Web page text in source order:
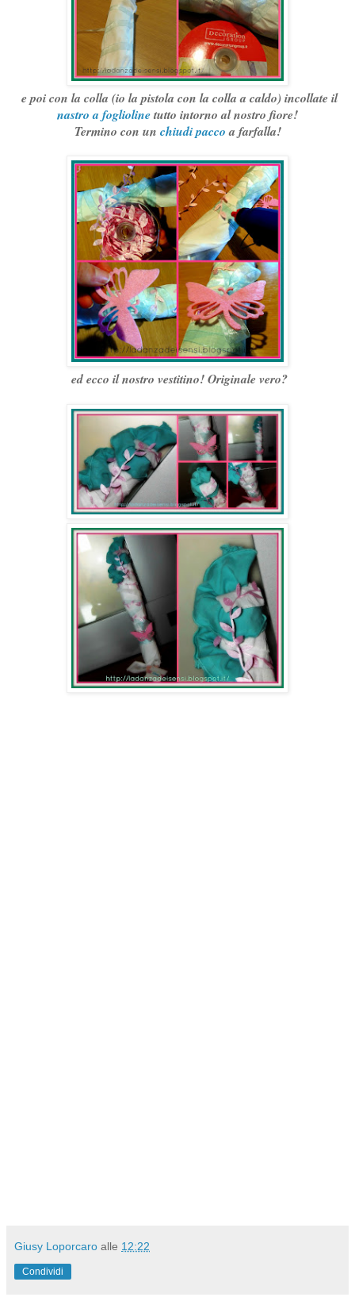
e poi con la colla (io la pistola con la colla a caldo) incollate il
nastro a fogliolinetutto intorno al nostro fiore!
Termino con un chiudi paccoa farfalla!
ed ecco il nostro vestitino! Originale vero?
Giusy Loporcaro alle 12:22
Condividi